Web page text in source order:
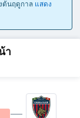
ต้นฤดูกาล แสดง
า